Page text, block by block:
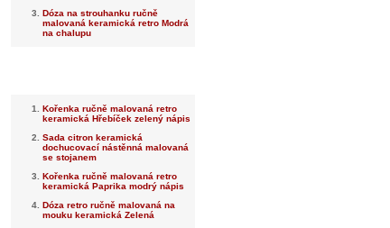
Dóza na strouhanku ručně
malovaná keramická retro Modrá
na chalupu
Kořenka ručně malovaná retro
keramická Hřebíček zelený nápis
Sada citron keramická
dochucovací nástěnná malovaná
se stojanem
Kořenka ručně malovaná retro
keramická Paprika modrý nápis
Dóza retro ručně malovaná na
mouku keramická Zelená